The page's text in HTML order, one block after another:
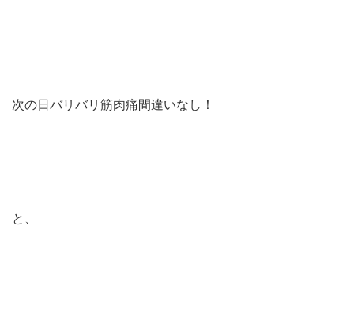
次の日バリバリ筋肉痛間違いなし！
と、